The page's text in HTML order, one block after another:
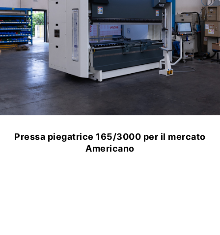
Pressa piegatrice 165/3000 per il mercato
Americano